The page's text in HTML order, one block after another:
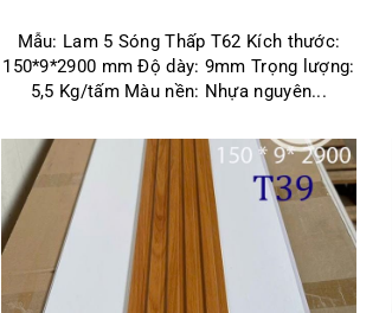
Mẫu: Lam 5 Sóng Thấp T62 Kích thước:
150*9*2900 mm Độ dày: 9mm Trọng lượng:
5,5 Kg/tấm Màu nền: Nhựa nguyên...